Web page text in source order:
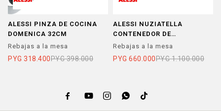
ALESSI PINZA DE COCINA
DOMENICA 32CM
Rebajas a la mesa
PYG 318.400PYG 398.000
ALESSI NUZIATELLA
CONTENEDOR DE
MUZZARELLA
Rebajas a la mesa
PYG 660.000PYG 1.100.000
    